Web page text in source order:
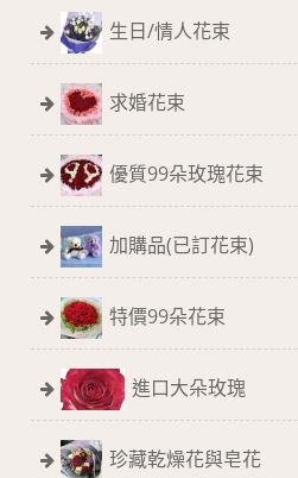
生日/情人花束
求婚花束
優質99朵玫瑰花束
加購品(已訂花束)
特價99朵花束
進口大朵玫瑰
珍藏乾燥花與皂花